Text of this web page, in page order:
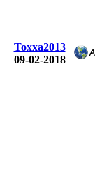
Toxxa2013
09-02-2018